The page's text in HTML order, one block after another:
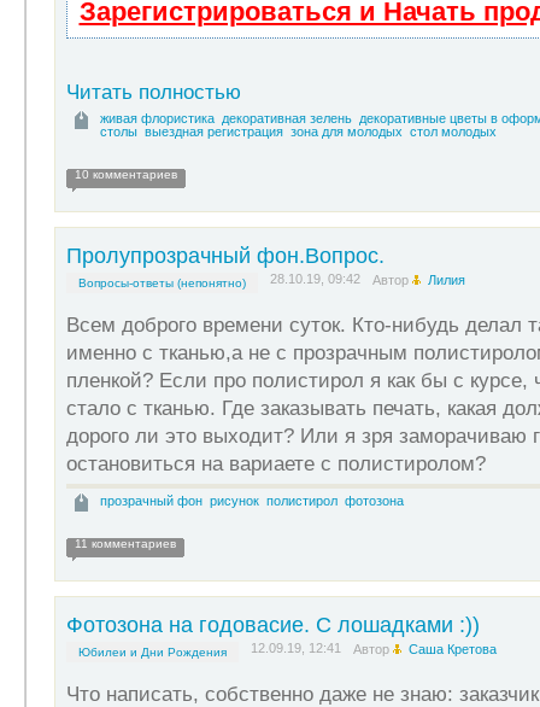
Зарегистрироваться и Начать
Читать полностью
живая флористика декоративная зелень
декоративные цветы в
столы выездная регистрация зона для молодых стол молодых
10 комментариев
Пролупрозрачный фон.Вопрос.
Вопросы-ответы (непонятно) 28.10.19, 09:42 Автор Лилия
Всем доброго времени суток. Кто-нибудь делал
именно с тканью,а не с прозрачным
пленкой? Если про полистирол я как бы с курсе,
стало с тканью. Где заказывать печать, какая
дорого ли это выходит? Или я зря заморачиваю
остановиться на вариаете с полистиролом?
прозрачный фон рисунок полистирол фотозона
11 комментариев
Фотозона на годовасие. С лошадками :))
Юбилеи и Дни Рождения 12.09.19, 12:41 Автор Саша Кретова
Что написать, собственно даже не знаю: